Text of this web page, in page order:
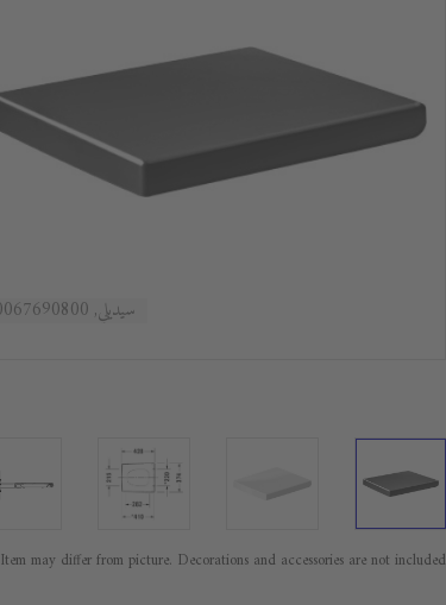
سيديلي, 0067690800
Item may differ from picture. Decorations and accessories are not included.